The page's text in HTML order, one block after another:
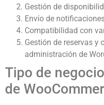
Gestión de
Envío de
Compatibilidad con
Gestión de reservas y
administración de
Tipo de
de